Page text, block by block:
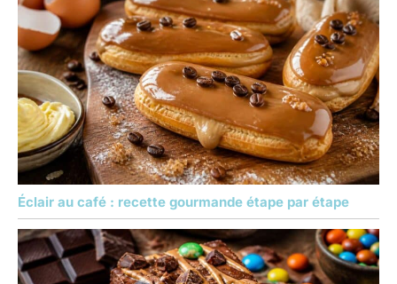
Éclair au café : recette gourmande étape par étape